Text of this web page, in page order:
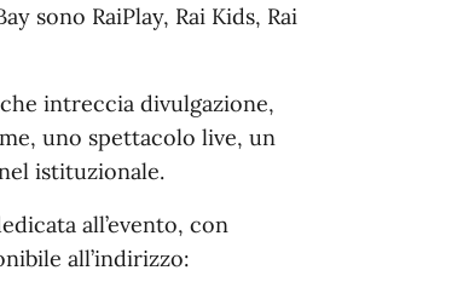
sono RaiPlay, Rai Kids, Rai
intreccia divulgazione,
uno spettacolo live, un
istituzionale.
all’evento, con
all’indirizzo: